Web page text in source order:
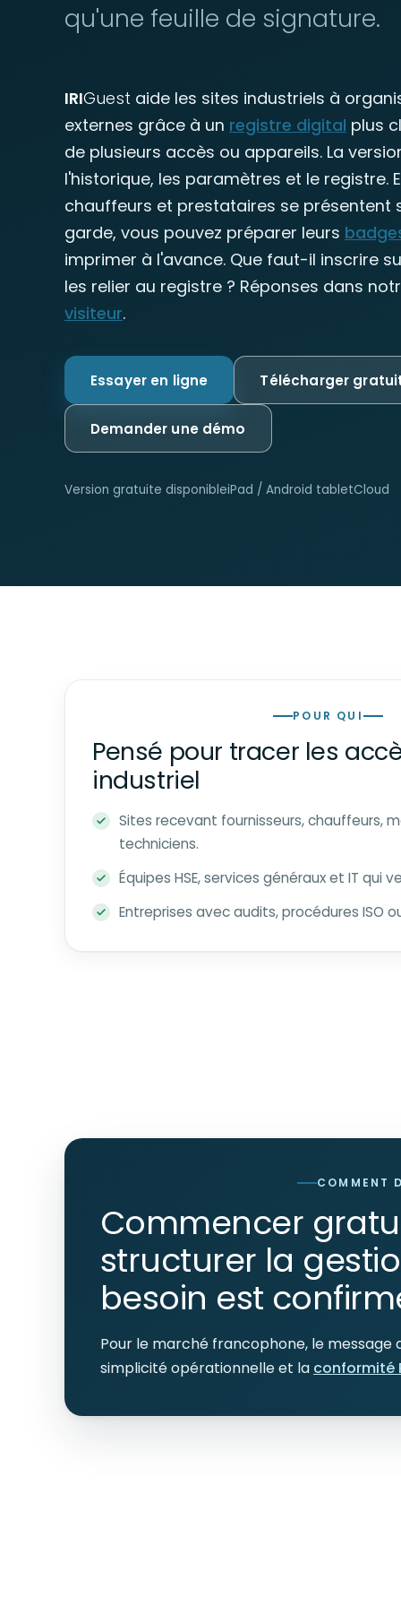
qu'une feuille de signature.
IRIGuest aide les sites industriels à
externes grâce à un registre digital plus
de plusieurs accès ou appareils. La
l'historique, les paramètres et le registre.
chauffeurs et prestataires se présentent
garde, vous pouvez préparer leurs
imprimer à l'avance. Que faut-il inscrire
les relier au registre ? Réponses dans
visiteur.
Essayer en ligne Télécharger
Demander une démo
Version gratuite disponibleiPad / Android tabletCloud
POUR QUI
Pensé pour tracer les
industriel
Sites recevant fournisseurs, chauffeurs,
techniciens.
Équipes HSE, services généraux et IT qui
Entreprises avec audits, procédures ISO
COMMENT
Commencer
structurer la
besoin est
Pour le marché francophone, le message
simplicité opérationnelle et la conformité